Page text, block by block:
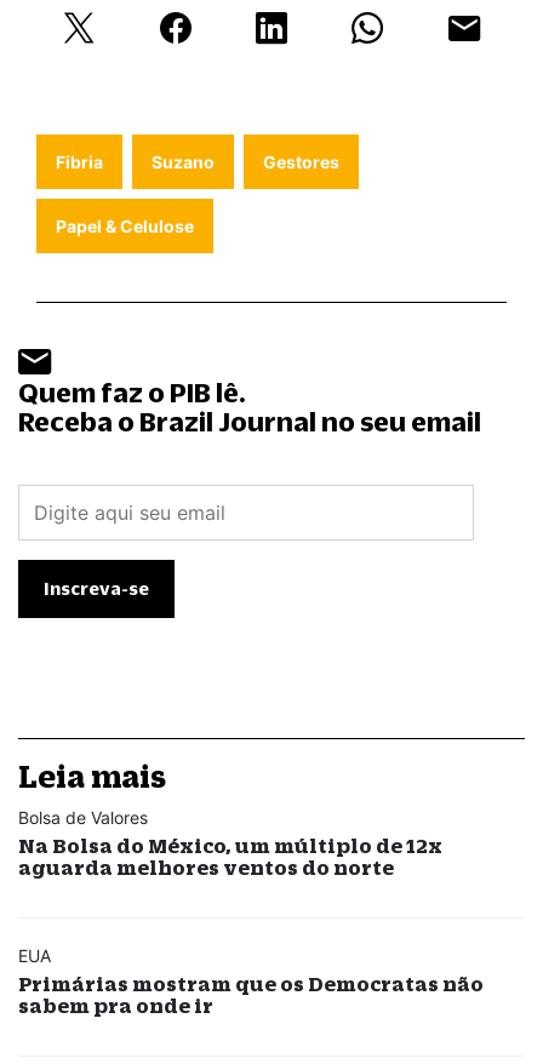
Fibria Suzano Gestores
Papel & Celulose
Quem faz o PIB lê.
Receba o Brazil Journal no seu email
Leia mais
Bolsa de Valores
Na Bolsa do México, um múltiplo de 12x
aguarda melhores ventos do norte
EUA
Primárias mostram que os Democratas não
sabem pra onde ir